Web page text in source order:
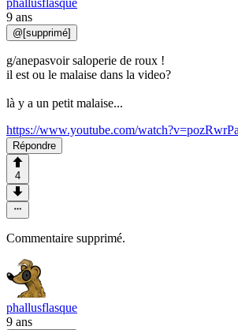
phallusflasque
9 ans
@ [supprimé]
g/anepasvoir saloperie de roux !
il est ou le malaise dans la video?
là y a un petit malaise...
https://www.youtube.com/
Répondre
4
Commentaire supprimé.
phallusflasque
9 ans